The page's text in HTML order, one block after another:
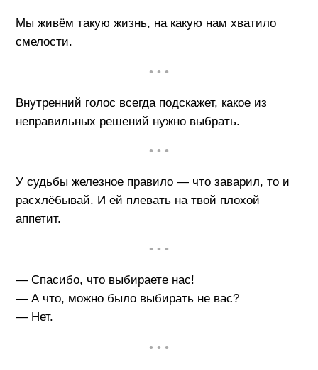
Мы живём такую жизнь, на какую нам хватило
смелости.
• • •
Внутренний голос всегда подскажет, какое из
неправильных решений нужно выбрать.
• • •
У судьбы железное правило — что заварил, то и
расхлёбывай. И ей плевать на твой плохой
аппетит.
• • •
— Спасибо, что выбираете нас!
— А что, можно было выбирать не вас?
— Нет.
• • •